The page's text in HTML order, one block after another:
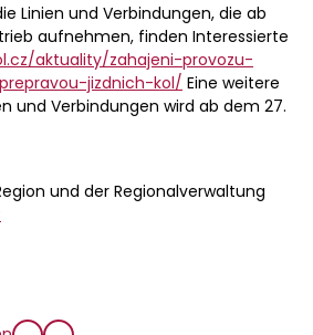
Linien und Verbindungen, die ab
aufnehmen, finden Interessierte
aktuality/zahajeni-provozu-
jizdnich-kol/ Eine weitere
und Verbindungen wird ab dem 27.
und der Regionalverwaltung